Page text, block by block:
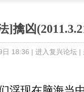
]擒凶
日 18:36 | 进入复兴论坛|